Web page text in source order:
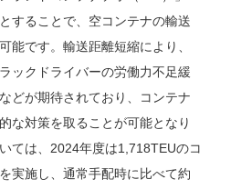
することで、空コンテナの輸送
能です。輸送距離短縮により、
ックドライバーの労働力不足緩
どが期待されており、コンテナ
な対策を取ることが可能となり
ては、2024年度は1,718TEUのコ
実施し、通常手配時に比べて約